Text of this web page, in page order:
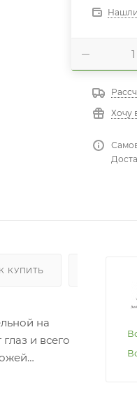
Хочу
КУПИТЬ
на
и всего